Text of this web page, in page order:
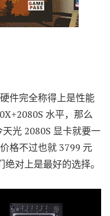
件完全称得上是性能
水平，那么
光 2080S 显卡就要一
格不过也就 3799 元
对上是最好的选择。